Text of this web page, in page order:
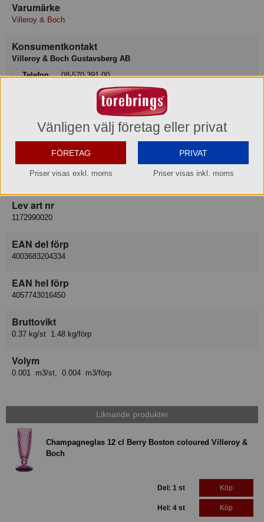
Varumärke
Villeroy & Boch
Konsumentkontakt
Villeroy & Boch Gustavsberg AB
Telefon
08-570 391 00
https://www.villeroy-boch.se/service/contact/
Varukategori
Vinglas
Leverantör
Villeroy & Boch Sweden AB
Lev art nr
1172990020
EAN del förp
4003683204334
EAN hel förp
4057743016450
Bruttovikt
0.37 kg/st 1.48 kg/förp
Volym
0.001 m3/st, 0.004 m3/förp
Liknande produkter
Champagneglas 12 cl Berry Boston coloured Villeroy &
Boch
Del: 1 st Köp
Hel: 4 st Köp
Vänligen välj företag eller privat
FÖRETAG
Priser visas exkl. moms
PRIVAT
Priser visas inkl. moms